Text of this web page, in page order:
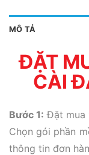
MÔ TẢ
ĐẶT
CÀI
Bước 1: Đặt mua
Chọn gói phần
thông tin đơn